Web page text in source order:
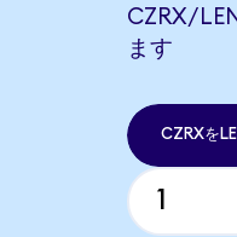
CZRX/
ます
CZRXを